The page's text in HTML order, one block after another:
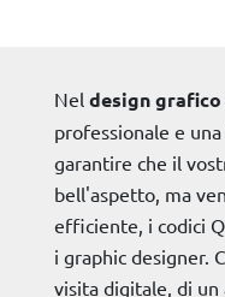
Nel design grafico
professionale e
garantire che il
bell'aspetto, ma
efficiente, i codici
i graphic designer.
visita digitale, di un